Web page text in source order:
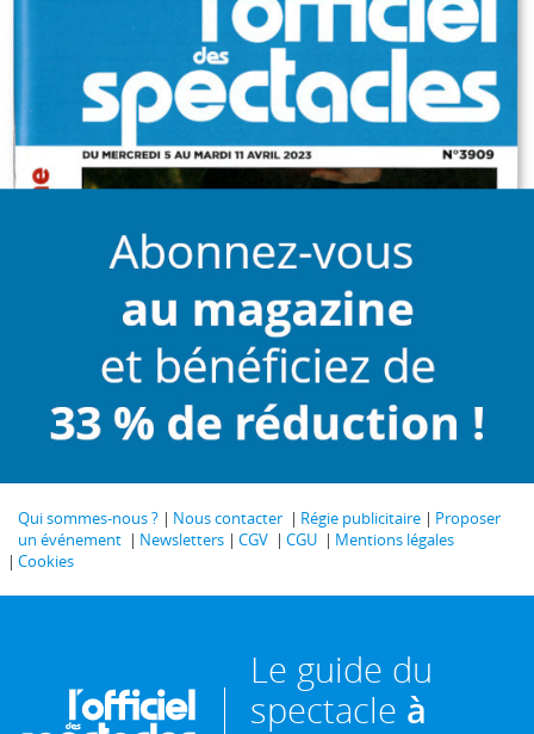
Qui sommes-nous ? Nous contacter Régie publicitaire
Proposer
un événement
Newsletters CGV CGU
Mentions légales
Cookies
Le guide du
spectacle à